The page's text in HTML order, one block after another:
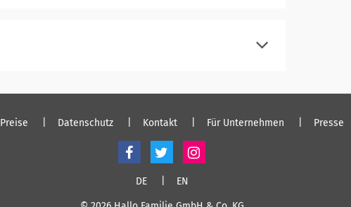
einloggen
Preise Datenschutz Kontakt Für Unternehmen Presse
DE EN